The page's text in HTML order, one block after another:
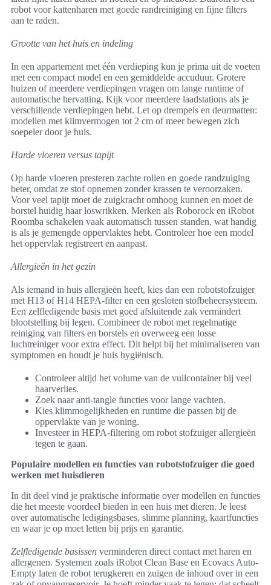
robot voor kattenharen met goede randreiniging en fijne filters
aan te raden.
Grootte van het huis en indeling
In een appartement met één verdieping kun je prima uit de voeten
met een compact model en een gemiddelde accuduur. Grotere
huizen of meerdere verdiepingen vragen om lange runtime of
automatische hervatting. Kijk voor meerdere laadstations als je
verschillende verdiepingen hebt. Let op drempels en deurmatten:
modellen met klimvermogen tot 2 cm of meer bewegen zich
soepeler door je huis.
Harde vloeren versus tapijt
Op harde vloeren presteren zachte rollen en goede randzuiging
beter, omdat ze stof opnemen zonder krassen te veroorzaken.
Voor veel tapijt moet de zuigkracht omhoog kunnen en moet de
borstel huidig haar loswrikken. Merken als Roborock en iRobot
Roomba schakelen vaak automatisch tussen standen, wat handig
is als je gemengde oppervlaktes hebt. Controleer hoe een model
het oppervlak registreert en aanpast.
Allergieën in het gezin
Als iemand in huis allergieën heeft, kies dan een robotstofzuiger
met H13 of H14 HEPA-filter en een gesloten stofbeheersysteem.
Een zelfledigende basis met goed afsluitende zak vermindert
blootstelling bij legen. Combineer de robot met regelmatige
reiniging van filters en borstels en overweeg een losse
luchtreiniger voor extra effect. Dit helpt bij het minimaliseren van
symptomen en houdt je huis hygiënisch.
Controleer altijd het volume van de vuilcontainer bij veel
haarverlies.
Zoek naar anti-tangle functies voor lange vachten.
Kies klimmogelijkheden en runtime die passen bij de
oppervlakte van je woning.
Investeer in HEPA-filtering om robot stofzuiger allergieën
tegen te gaan.
Populaire modellen en functies van robotstofzuiger die goed
werken met huisdieren
In dit deel vind je praktische informatie over modellen en functies
die het meeste voordeel bieden in een huis met dieren. Je leest
over automatische ledigingsbases, slimme planning, kaartfuncties
en waar je op moet letten bij prijs en garantie.
Zelfledigende basissen verminderen direct contact met haren en
allergenen. Systemen zoals iRobot Clean Base en Ecovacs Auto-
Empty laten de robot terugkeren en zuigen de inhoud over in een